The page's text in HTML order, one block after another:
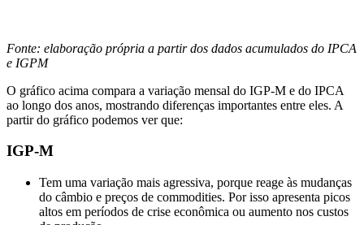
Fonte: elaboração própria a partir dos dados acumulados do IPCA
e IGPM
O gráfico acima compara a variação mensal do IGP-M e do IPCA
ao longo dos anos, mostrando diferenças importantes entre eles. A
partir do gráfico podemos ver que:
IGP-M
Tem uma variação mais agressiva, porque reage às mudanças
do câmbio e preços de commodities. Por isso apresenta picos
altos em períodos de crise econômica ou aumento nos custos